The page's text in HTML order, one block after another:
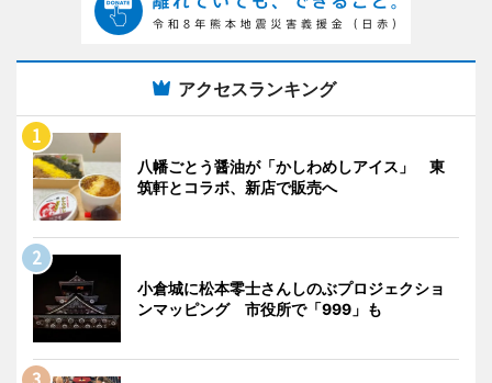
アクセスランキング
八幡ごとう醤油が「かしわめしアイス」 東
筑軒とコラボ、新店で販売へ
小倉城に松本零士さんしのぶプロジェクショ
ンマッピング 市役所で「999」も